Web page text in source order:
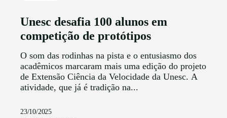
Unesc desafia 100 alunos em
competição de protótipos
O som das rodinhas na pista e o entusiasmo dos
acadêmicos marcaram mais uma edição do projeto
de Extensão Ciência da Velocidade da Unesc. A
atividade, que já é tradição na...
23/10/2025